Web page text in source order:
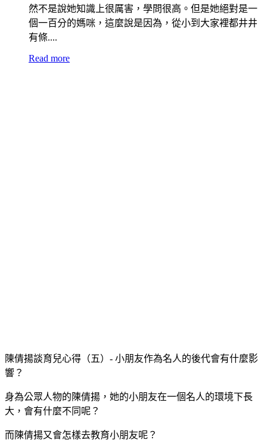
然不是說她知識上很厲害，學問很高。但是她絕對是一
個一百分的媽咪，這麼說是因為，從小到大家裡都井井
有條....
Read more
陳倩揚談育兒心得（五）- 小朋友作為名人的後代會有什麼影
響？
身為公眾人物的陳倩揚，她的小朋友在一個名人的環境下長
大，會有什麼不同呢？
而陳倩揚又會怎樣去教育小朋友呢？